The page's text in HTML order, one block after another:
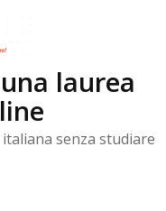
laurea
senza studiare